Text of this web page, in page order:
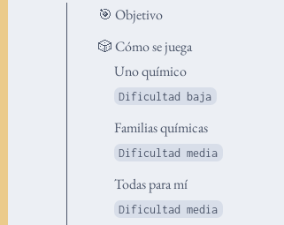
🎯 Objetivo
🎲 Cómo se juega
Uno químico
Dificultad baja
Familias químicas
Dificultad media
Todas para mí
Dificultad media